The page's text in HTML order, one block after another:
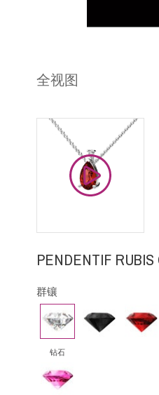
全视图
PENDENTIF
群镶
钻
石
钻石
黑
钻
红
宝
粉
红